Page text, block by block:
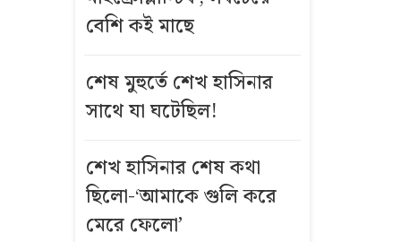
বিশ্বকাপ
ফাইনালের আগে
ড্রেসিংরুমে কী
ঘটেছিল?
তিন বিভাগে
বন্যার পূর্বাভাস
বেশি কই মাছে
শেষ মুহুর্তে শেখ হাসিনার
সাথে যা ঘটেছিল!
শেখ হাসিনার শেষ কথা
ছিলো-‘আমাকে গুলি করে
মেরে ফেলো’